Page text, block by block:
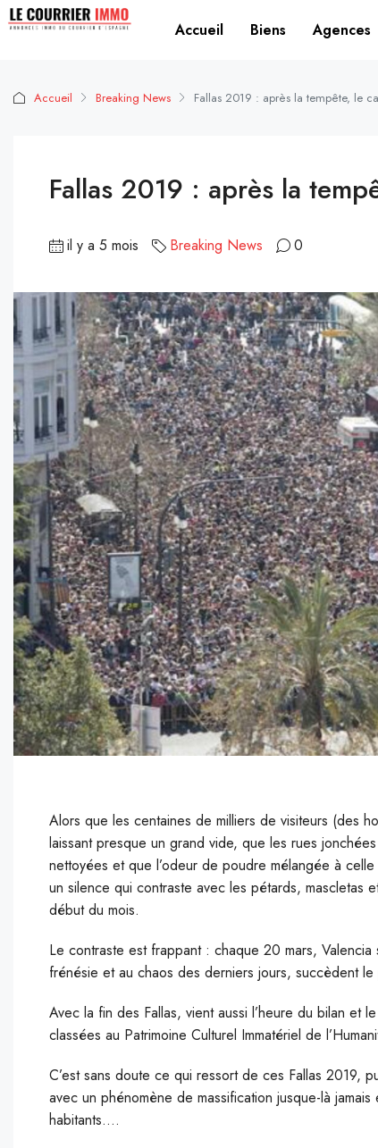
Accueil Biens Agences
Accueil Breaking News Fallas 2019 : après la tempête, le
Fallas 2019 : après la
il y a 5 mois Breaking News 0
Alors que les centaines de milliers de visiteurs (des
laissant presque un grand vide, que les rues
nettoyées et que l’odeur de poudre mélangée à
un silence qui contraste avec les pétards, mascletas
début du mois.
Le contraste est frappant : chaque 20 mars,
frénésie et au chaos des derniers jours, succèdent
Avec la fin des Fallas, vient aussi l’heure du bilan et
classées au Patrimoine Culturel Immatériel de
C’est sans doute ce qui ressort de ces Fallas 2019,
avec un phénomène de massification jusque-là
habitants….